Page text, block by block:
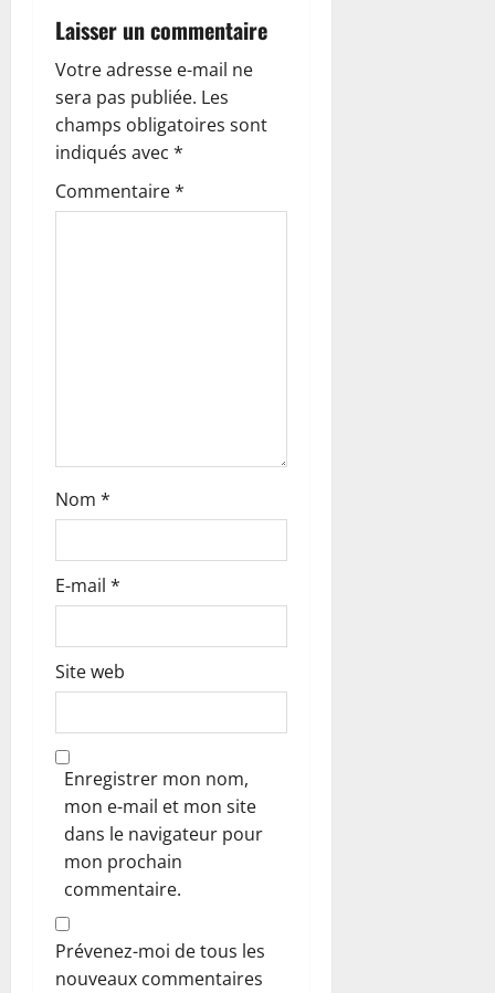
o
n
d
’
a
e
Laisser un commentaire
Votre adresse e-mail ne
sera pas publiée. Les
champs obligatoires sont
indiqués avec *
Commentaire*
Nom *
E-mail *
Site web
Enregistrer mon nom,
mon e-mail et mon site
dans le navigateur pour
mon prochain
commentaire.
Prévenez-moi de tous les
nouveaux commentaires